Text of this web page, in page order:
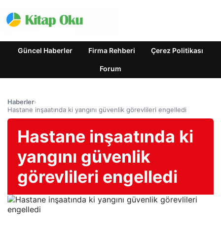
Güncel Haberler Firma Rehberi Çerez Politikası
Forum
Haberler›
Hastane inşaatında ki yangını güvenlik görevlileri engelledi
Hastane inşaatında ki
yangını güvenlik
görevlileri engelledi